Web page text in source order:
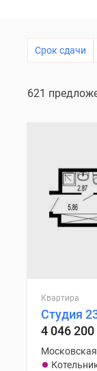
Новостройки
Специальные
Видеообзор
Подмосковья
комнатные
Срок сдачи
621
Квартира
Студия
4 046 200